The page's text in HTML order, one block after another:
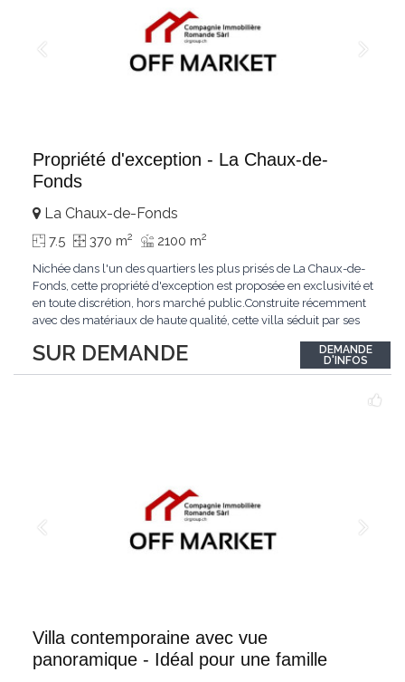
Propriété d'exception - La Chaux-de-
Fonds
SUR DEMANDE
La Chaux-de-Fonds
7.5 370 m2 2100 m2
Nichée dans l'un des quartiers les plus prisés de La Chaux-de-
Fonds, cette propriété d'exception est proposée en exclusivité et
en toute discrétion, hors marché public.Construite récemment
avec des matériaux de haute qualité, cette villa séduit par ses
remarquable.L'espace de vie s'ouvre sur un jardin avec piscine,
un véritable...
DEMANDE
D'INFOS
Villa contemporaine avec vue
panoramique - Idéal pour une famille